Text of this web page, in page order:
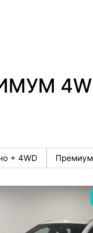
+ 4WD Премиум